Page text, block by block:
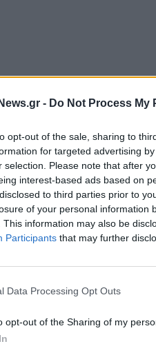
- Do Not Process My
opt-out of the sale, sharing to
for targeted advertising
selection. Please note that after
interest-based ads based on
to third parties prior to
of your personal information
This information may also be
Participants that may further
Data Processing Opt Outs
opt-out of the Sharing of my
των στοιχείων από
δηλωθεί από τους
Και φέτος θα ακολουθηθεί
Booking.com και
καθώς διαπιστώθηκε
ηλεκτρονικά δεν
τύπου Airbnb που
να συμμορφωθούν
και από
εκατ. ευρώ.
βραχυχρόνιας
από 1,4 δισ. ευρώ που